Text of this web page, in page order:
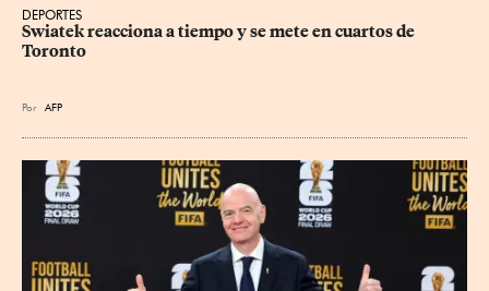
DEPORTES
Swiatek reacciona a tiempo y se mete en cuartos de
Toronto
Por AFP